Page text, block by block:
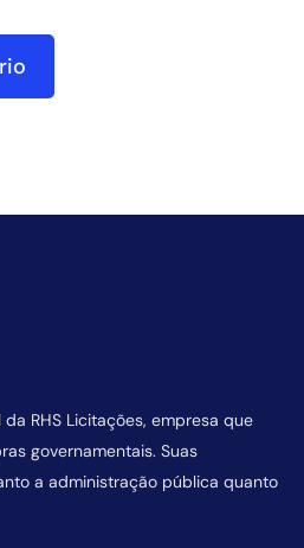
RHS Licitações, empresa que
governamentais. Suas
a administração pública quanto